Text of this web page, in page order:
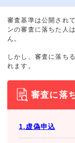
審査基準は公開され
ンの審査に落ちた人
ん。
しかし、審査に落ち
れます。
審査に落
1.虚偽申込